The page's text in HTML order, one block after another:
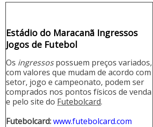
Estádio do Maracanã Ingressos
Jogos de Futebol
Os ingressospossuem preços variados,
com valores que mudam de acordo com
setor, jogo e campeonato, podem ser
comprados nos pontos físicos de venda
e pelo site do Futebolcard.
Futebolcard:www.futebolcard.com